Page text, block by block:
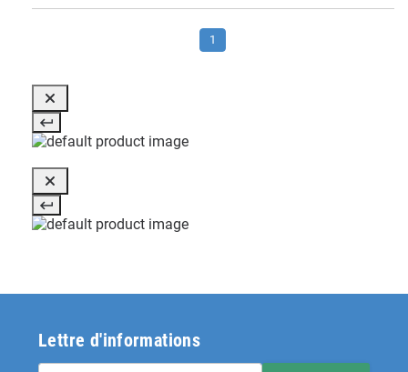
1
Lettre d'informations